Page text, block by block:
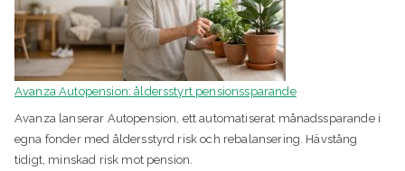
Avanza Autopension: åldersstyrt pensionssparande
Avanza lanserar Autopension, ett automatiserat månadssparande i
egna fonder med åldersstyrd risk och rebalansering. Hävstång
tidigt, minskad risk mot pension.